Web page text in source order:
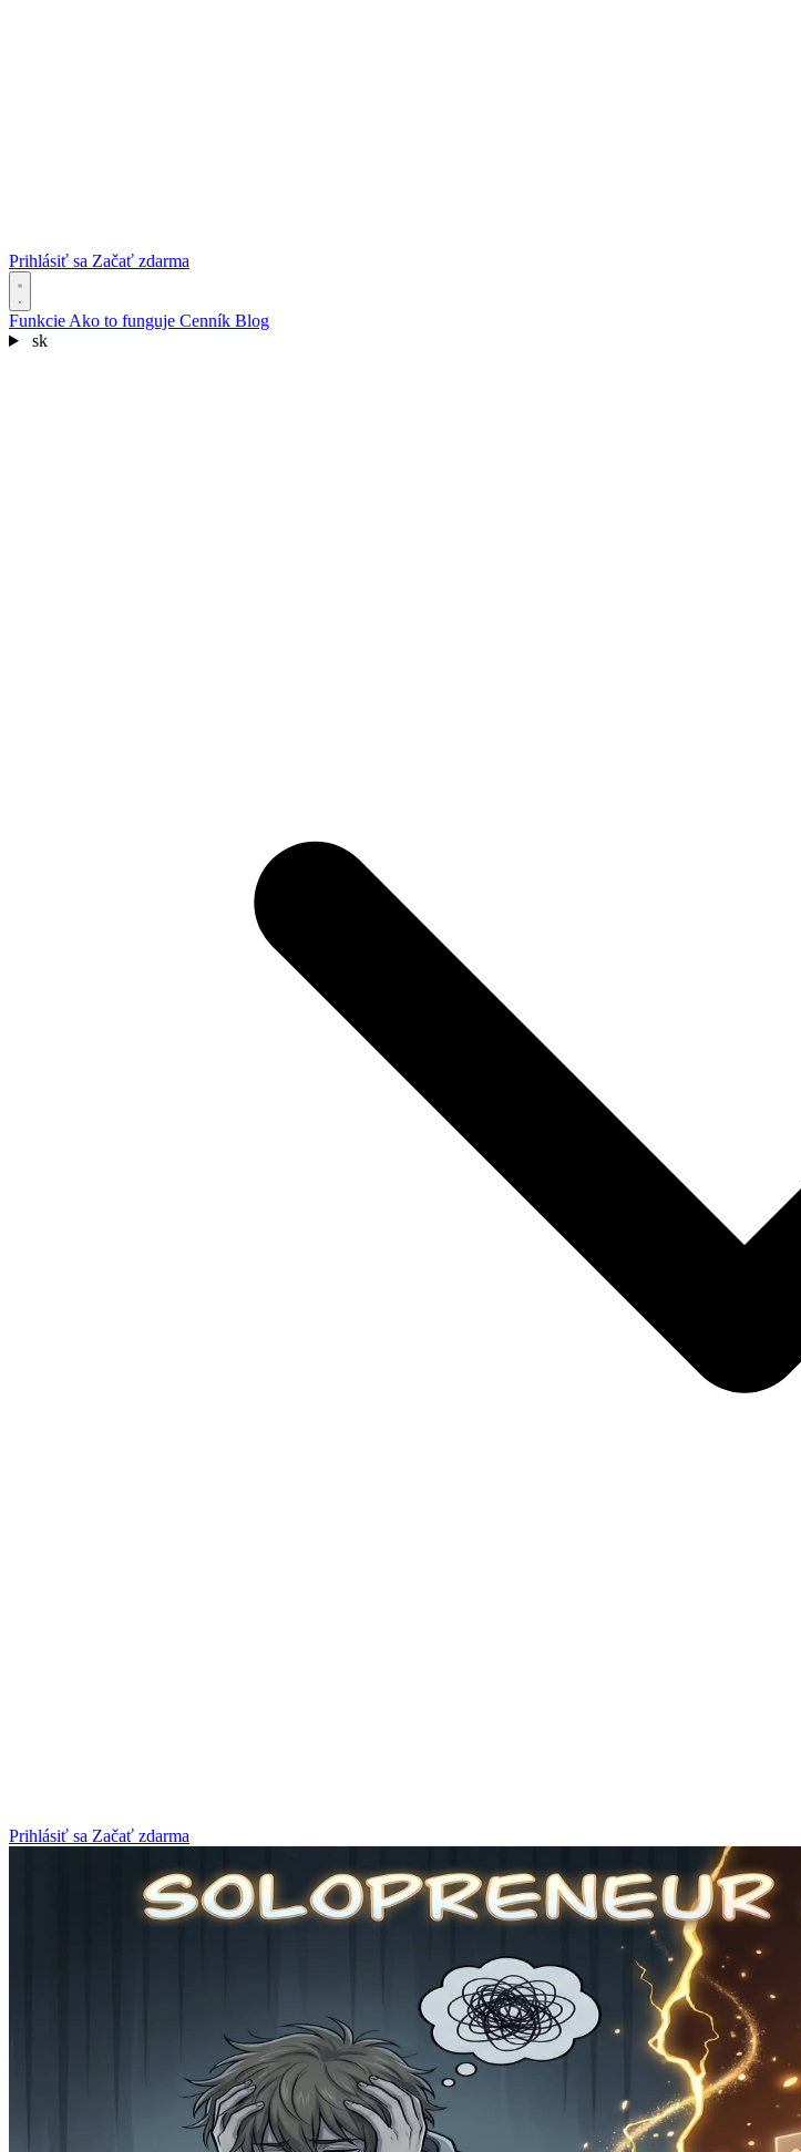
Prihlásiť sa Začať zdarma
Funkcie Ako to funguje Cenník Blog
sk
Prihlásiť sa Začať zdarma